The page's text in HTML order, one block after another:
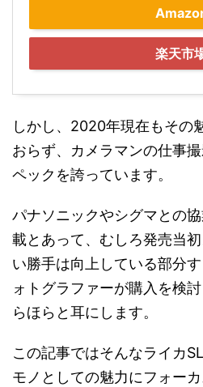
楽天市
しかし、2020年現在もその
おらず、カメラマンの仕事
ペックを誇っています。
パナソニックやシグマとの
載とあって、むしろ発売当
い勝手は向上している部分
ォトグラファーが購入を検
らほらと耳にします。
この記事ではそんなライカ
モノとしての魅力にフォー